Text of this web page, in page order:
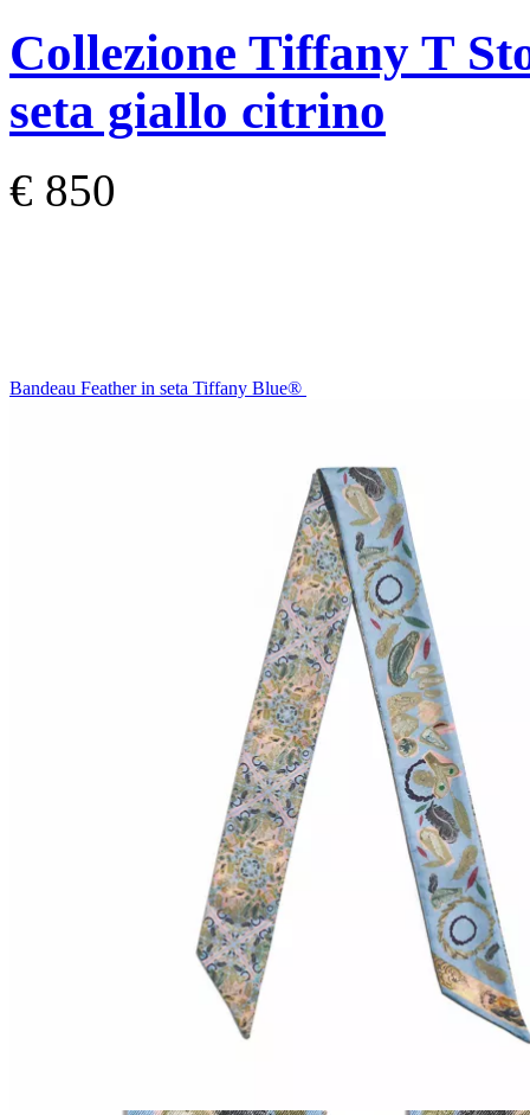
Collezione Tiffany T
seta giallo citrino
€ 850
Bandeau Feather in seta Tiffany Blue®